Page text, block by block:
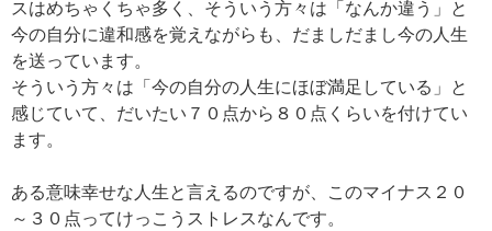
スはめちゃくちゃ多く、そういう方々は「なんか違う」と
今の自分に違和感を覚えながらも、だましだまし今の人生
を送っています。
そういう方々は「今の自分の人生にほぼ満足している」と
感じていて、だいたい７０点から８０点くらいを付けてい
ます。
ある意味幸せな人生と言えるのですが、このマイナス２０
～３０点ってけっこうストレスなんです。